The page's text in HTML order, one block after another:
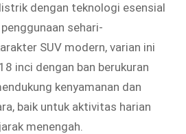
dengan teknologi esensial
sehari-
SUV modern, varian ini
inci dengan ban berukuran
kenyamanan dan
baik untuk aktivitas harian
menengah.